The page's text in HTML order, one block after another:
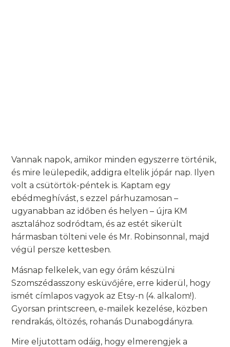
Vannak napok, amikor minden egyszerre történik,
és mire leülepedik, addigra eltelik jópár nap. Ilyen
volt a csütörtök-péntek is. Kaptam egy
ebédmeghívást, s ezzel párhuzamosan –
ugyanabban az időben és helyen – újra KM
asztalához sodródtam, és az estét sikerült
hármasban tölteni vele és Mr. Robinsonnal, majd
végül persze kettesben.
Másnap felkelek, van egy órám készülni
Szomszédasszony esküvőjére, erre kiderül, hogy
ismét címlapos vagyok az Etsy-n (4. alkalom!).
Gyorsan printscreen, e-mailek kezelése, közben
rendrakás, öltözés, rohanás Dunabogdányra.
Mire eljutottam odáig, hogy elmerengjek a